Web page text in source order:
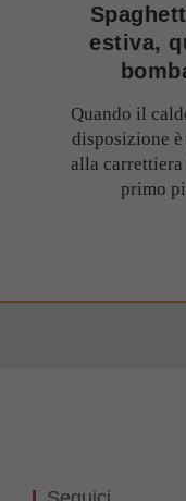
estiva,
Quando il
disposizione
alla
primo